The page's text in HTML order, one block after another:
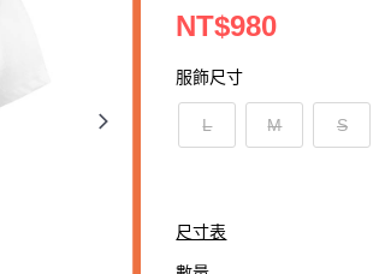
NT$980
服飾尺寸
L M S
尺寸表